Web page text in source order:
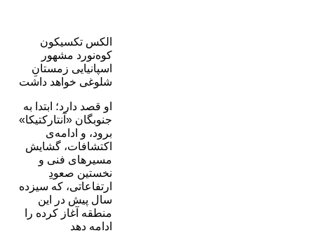
الکس تکسیکون
کوه‌نورد مشهور
اسپانیایی زمستانِ
شلوغی خواهد داشت
او قصد دارد؛ ابتدا به
جنوبگان «آنتارکتیکا»
برود، و ادامه‌ی
اکتشافات، گشایش
مسیرهای فنی و
نخستین صعودِ
ارتفاعاتی، که سیزده
سال پیش در این
منطقه آغاز کرده را
ادامه دهد